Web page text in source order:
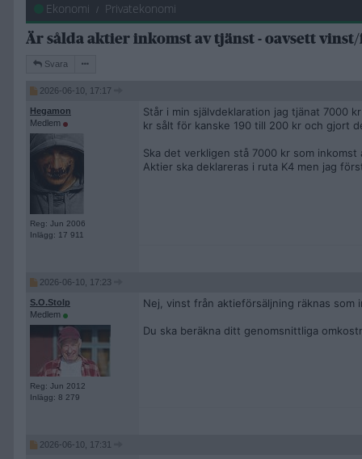
Ekonomi Privatekonomi
Är sålda aktier inkomst av tjänst - oavsett
Svara
2026-06-10, 17:17
Hegamon
Medlem
Reg: Jun 2006
Inlägg: 17 911
Står i min självdeklaration jag tjänat 7000
kr sålt för kanske 190 till 200 kr och gjort
Ska det verkligen stå 7000 kr som inkomst
Aktier ska deklareras i ruta K4 men jag
2026-06-10, 17:23
S.O.Stolp
Medlem
Reg: Jun 2012
Inlägg: 8 279
Nej, vinst från aktieförsäljning räknas som
Du ska beräkna ditt genomsnittliga
2026-06-10, 17:31